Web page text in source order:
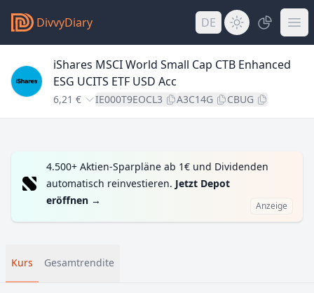
DivvyDiary DE
iShares MSCI World Small Cap CTB Enhanced
ESG UCITS ETF USD Acc
6,21 € IE000T9EOCL3 A3C14G CBUG
4.500+ Aktien-Sparpläne ab 1€ und Dividenden
automatisch reinvestieren. Jetzt Depot
eröffnen → Anzeige
Kurs Gesamtrendite